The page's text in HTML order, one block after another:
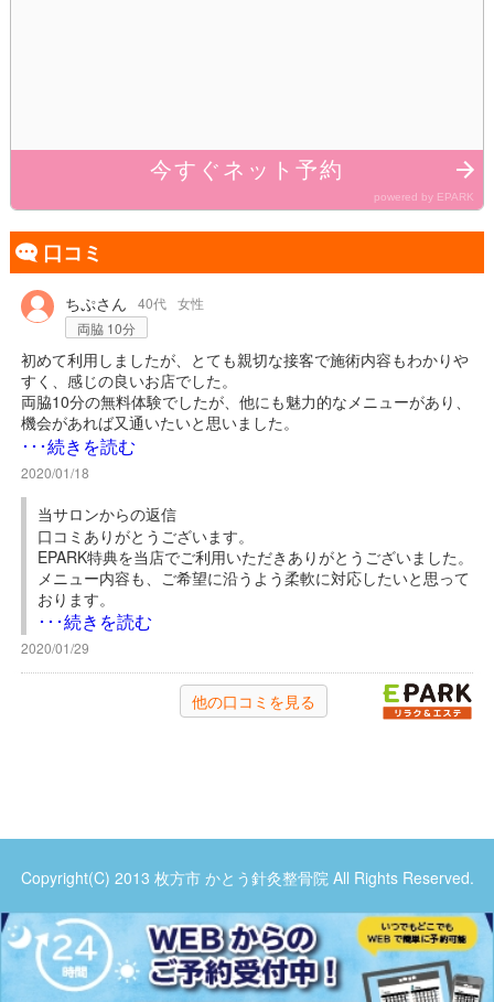
アイコン
口コミ
ちぷさん 40代
女性
両脇 10分
初めて利用しましたが、とても親切な接客で施術内容もわかりや
すく、感じの良いお店でした。
両脇10分の無料体験でしたが、他にも魅力的なメニューがあり、
機会があれば又通いたいと思いました。
店舗詳細を開くと、とても丁寧に写真付きで地図案内が掲載され
ているので、場所も分かり易いと思います。
店内も落ち着いた雰囲気で、リラックスして過ごせました。
･･･続きを読む
2020/01/18
当サロンからの返信
口コミありがとうございます。
EPARK特典を当店でご利用いただきありがとうございました。
メニュー内容も、ご希望に沿うよう柔軟に対応したいと思って
おります。
ぜひまたのご利用お待ちしております。
･･･続きを読む
2020/01/29
他の口コミを見る
Copyright(C) 2013 枚方市 かとう針灸整骨院 All Rights Reserved.